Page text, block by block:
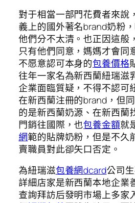
對于相當一部門花費者來說
義上的國外著名brand奶粉
他們分不太清。也正因這般
只有他們同意，媽媽才會同
不愿意認可本身的包養價格
往年一家名為新西蘭紐瑞滋
企業面臨質疑，不得不認可
在新西蘭注冊的brand，但
的是新西蘭奶源、在新西蘭
門銷往國際，也包養金額就
網範的貼牌奶粉，但是不久
賣職員對此卻矢口否定。
為紐瑞滋包養網dcard公司
詳細店家是新西蘭本地企業
查詢拜訪后發明市場上多家